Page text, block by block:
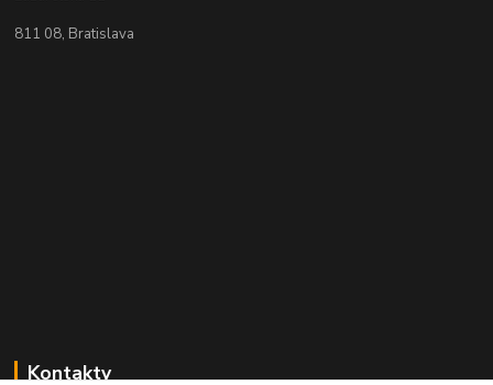
811 08, Bratislava
Kontakty